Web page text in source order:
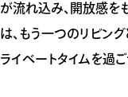
が流れ込み、開放感を
は、もう一つのリビン
ライベートタイムを過ご